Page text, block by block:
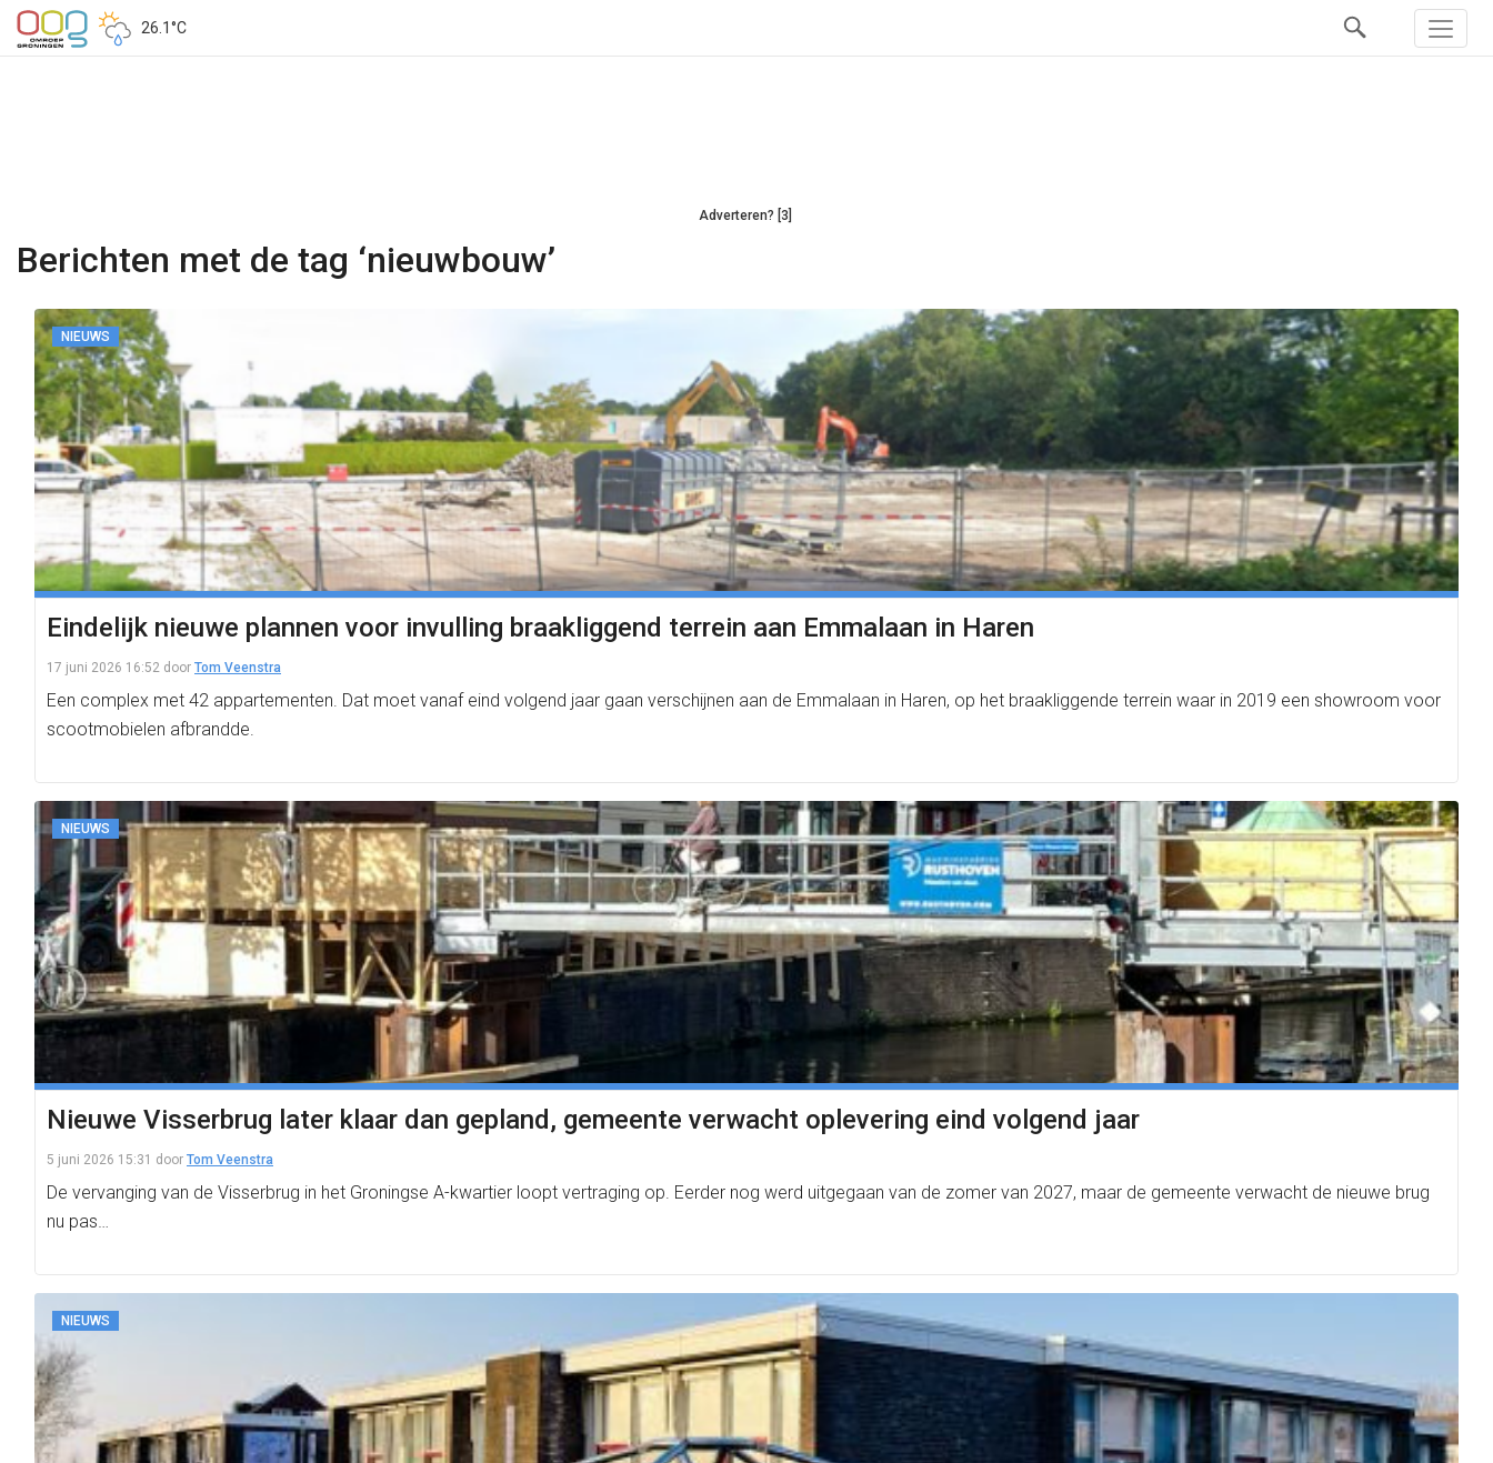
26.1°C
Adverteren? [3]
Berichten met de tag ‘nieuwbouw’
NIEUWS
Eindelijk nieuwe plannen voor invulling braakliggend terrein aan Emmalaan in Haren
17 juni 2026 16:52 door Tom Veenstra
Een complex met 42 appartementen. Dat moet vanaf eind volgend jaar gaan verschijnen aan de Emmalaan in Haren, op het braakliggende terrein waar in 2019 een showroom voor
scootmobielen afbrandde.
NIEUWS
Nieuwe Visserbrug later klaar dan gepland, gemeente verwacht oplevering eind volgend jaar
5 juni 2026 15:31 door Tom Veenstra
De vervanging van de Visserbrug in het Groningse A-kwartier loopt vertraging op. Eerder nog werd uitgegaan van de zomer van 2027, maar de gemeente verwacht de nieuwe brug
nu pas…
NIEUWS